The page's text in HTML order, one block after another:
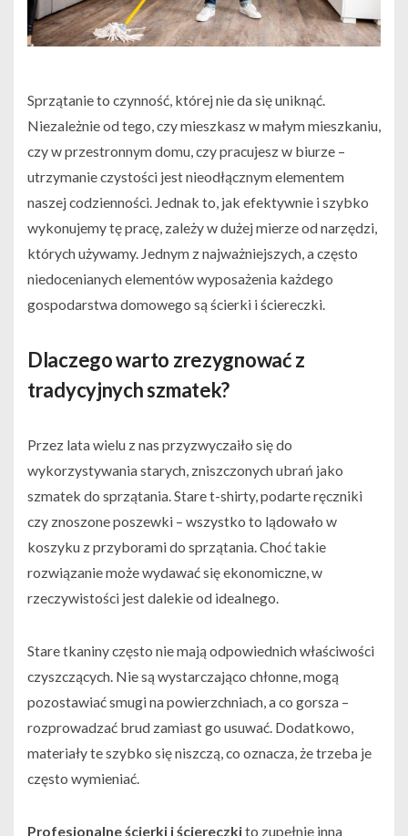
Sprzątanie to czynność, której nie da się uniknąć.
Niezależnie od tego, czy mieszkasz w małym mieszkaniu,
czy w przestronnym domu, czy pracujesz w biurze –
utrzymanie czystości jest nieodłącznym elementem
naszej codzienności. Jednak to, jak efektywnie i szybko
wykonujemy tę pracę, zależy w dużej mierze od narzędzi,
których używamy. Jednym z najważniejszych, a często
niedocenianych elementów wyposażenia każdego
gospodarstwa domowego są ścierki i ściereczki.
Dlaczego warto zrezygnować z
tradycyjnych szmatek?
Przez lata wielu z nas przyzwyczaiło się do
wykorzystywania starych, zniszczonych ubrań jako
szmatek do sprzątania. Stare t-shirty, podarte ręczniki
czy znoszone poszewki – wszystko to lądowało w
koszyku z przyborami do sprzątania. Choć takie
rozwiązanie może wydawać się ekonomiczne, w
rzeczywistości jest dalekie od idealnego.
Stare tkaniny często nie mają odpowiednich właściwości
czyszczących. Nie są wystarczająco chłonne, mogą
pozostawiać smugi na powierzchniach, a co gorsza –
rozprowadzać brud zamiast go usuwać. Dodatkowo,
materiały te szybko się niszczą, co oznacza, że trzeba je
często wymieniać.
Profesjonalne ścierki i ściereczkito zupełnie inna